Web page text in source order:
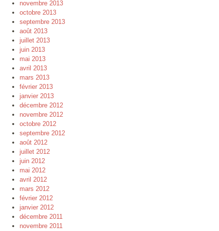
novembre 2013
octobre 2013
septembre 2013
août 2013
juillet 2013
juin 2013
mai 2013
avril 2013
mars 2013
février 2013
janvier 2013
décembre 2012
novembre 2012
octobre 2012
septembre 2012
août 2012
juillet 2012
juin 2012
mai 2012
avril 2012
mars 2012
février 2012
janvier 2012
décembre 2011
novembre 2011